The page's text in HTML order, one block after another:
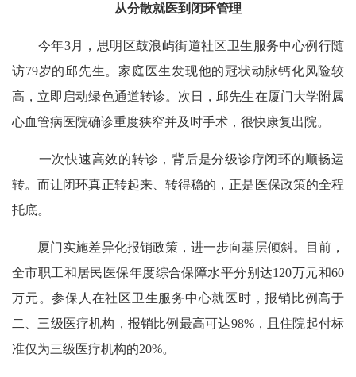
从分散就医到闭环管理
今年3月，思明区鼓浪屿街道社区卫生服务中心例行随
访79岁的邱先生。家庭医生发现他的冠状动脉钙化风险较
高，立即启动绿色通道转诊。次日，邱先生在厦门大学附属
心血管病医院确诊重度狭窄并及时手术，很快康复出院。
一次快速高效的转诊，背后是分级诊疗闭环的顺畅运
转。而让闭环真正转起来、转得稳的，正是医保政策的全程
托底。
厦门实施差异化报销政策，进一步向基层倾斜。目前，
全市职工和居民医保年度综合保障水平分别达120万元和60
万元。参保人在社区卫生服务中心就医时，报销比例高于
二、三级医疗机构，报销比例最高可达98%，且住院起付标
准仅为三级医疗机构的20%。